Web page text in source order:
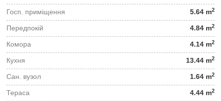
Госп. приміщення 5.64 m2
Передпокій 4.84 m2
Комора 4.14 m2
Кухня 13.44 m2
Сан. вузол 1.64 m2
Тераса 4.44 m2